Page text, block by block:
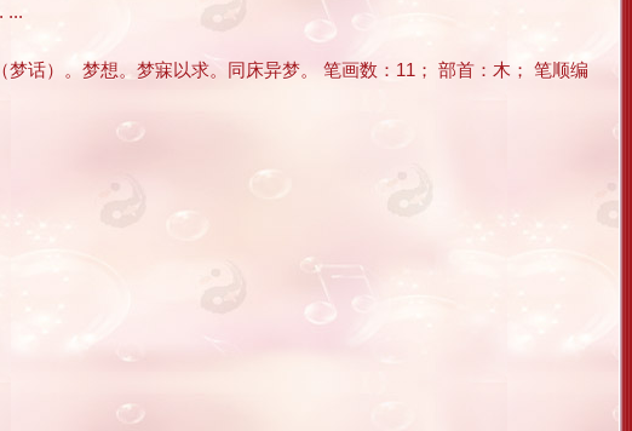
...
话）。梦想。梦寐以求。同床异梦。 笔画数：11； 部首：木； 笔顺编